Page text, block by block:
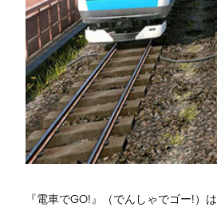
『電車でGO!』（でんしゃでゴー!）